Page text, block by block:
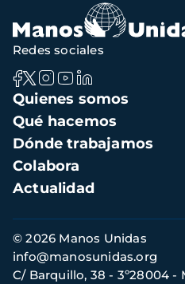
Navegación
principal
Quienes somos
Qué hacemos
Dónde trabajamos
Colabora
Actualidad
Redes sociales
Información
de
contacto
© 2026 Manos Unidas
C/ Barquillo, 38 - 3º28004 -
info@manosunidas.org